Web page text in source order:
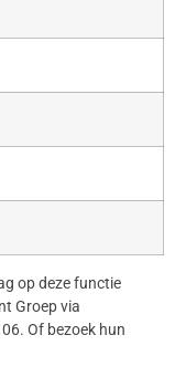
op deze functie
Groep via
Of bezoek hun